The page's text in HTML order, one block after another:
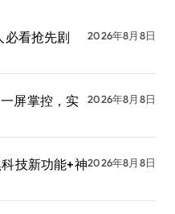
必看抢先剧
2026年8月8日
屏掌控，实
2026年8月8日
技新功能+神2026年8月8日